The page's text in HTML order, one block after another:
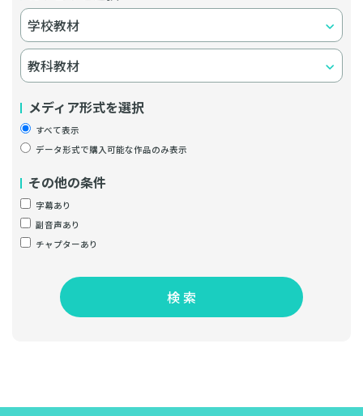
メディア形式を選択
すべて表示
データ形式で購入可能な作品のみ表示
その他の条件
字幕あり
副音声あり
チャプターあり
検 索